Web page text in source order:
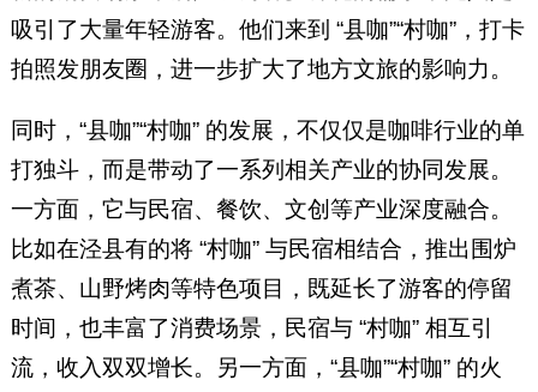
吸引了大量年轻游客。他们来到 “县咖”“村咖”，打卡
拍照发朋友圈，进一步扩大了地方文旅的影响力。
同时，“县咖”“村咖” 的发展，不仅仅是咖啡行业的单
打独斗，而是带动了一系列相关产业的协同发展。
一方面，它与民宿、餐饮、文创等产业深度融合。
比如在泾县有的将 “村咖” 与民宿相结合，推出围炉
煮茶、山野烤肉等特色项目，既延长了游客的停留
时间，也丰富了消费场景，民宿与 “村咖” 相互引
流，收入双双增长。另一方面，“县咖”“村咖” 的火